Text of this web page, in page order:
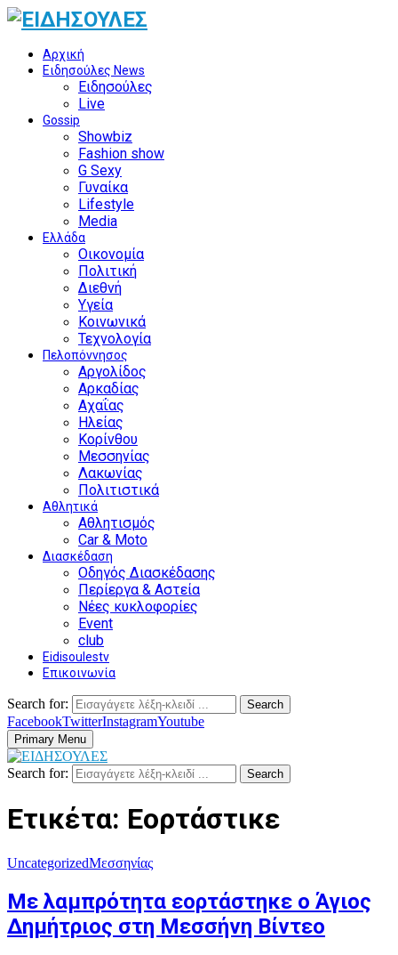
Αρχική
Ειδησούλες News
Ειδησούλες
Live
Gossip
Showbiz
Fashion show
G Sexy
Γυναίκα
Lifestyle
Media
Ελλάδα
Οικονομία
Πολιτική
Διεθνή
Υγεία
Κοινωνικά
Τεχνολογία
Πελοπόννησος
Αργολίδος
Αρκαδίας
Αχαΐας
Ηλείας
Κορίνθου
Μεσσηνίας
Λακωνίας
Πολιτιστικά
Αθλητικά
Αθλητισμός
Car & Moto
Διασκέδαση
Οδηγός Διασκέδασης
Περίεργα & Αστεία
Νέες κυκλοφορίες
Event
club
Eidisoulestv
Επικοινωνία
Search for: Search
FacebookTwitterInstagramYoutube
Primary Menu
Search for: Search
Ετικέτα: Εορτάστικε
UncategorizedΜεσσηνίας
Με λαμπρότητα εορτάστηκε ο Άγιος
Δημήτριος στη Μεσσήνη Βίντεο